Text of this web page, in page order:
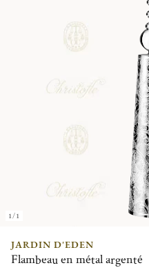
1/1
JARDIN D'EDEN
Flambeau en métal argenté